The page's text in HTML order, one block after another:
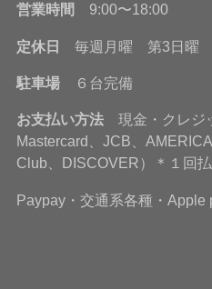
営業時間 9:00〜18:00
定休日 毎週月曜 第3日曜
駐車場 ６台完備
お支払い方法現金・クレジ
Mastercard、JCB、
Club、DISCOVER）＊１回
Paypay・交通系各種・Apple